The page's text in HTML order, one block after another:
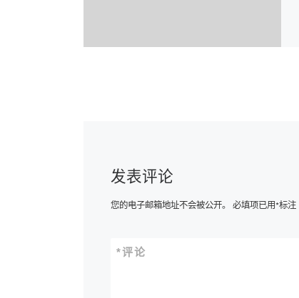
发表评论
您的电子邮箱地址不会被公开。 必填项已用*标注
评论
*